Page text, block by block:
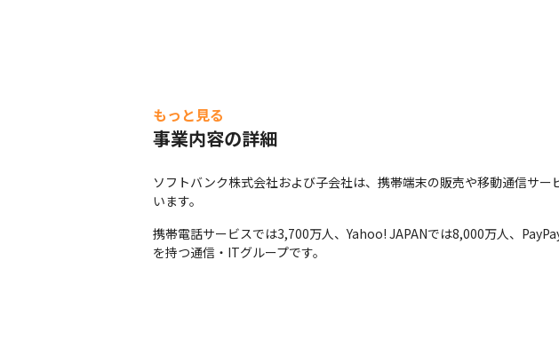
もっと見る
事業内容の詳細
ソフトバンク株式会社および子会社は、携帯端末の販売や移動通信サ
います。
携帯電話サービスでは3,700万人、Yahoo! JAPANでは8,000万人、
を持つ通信・ITグループです。